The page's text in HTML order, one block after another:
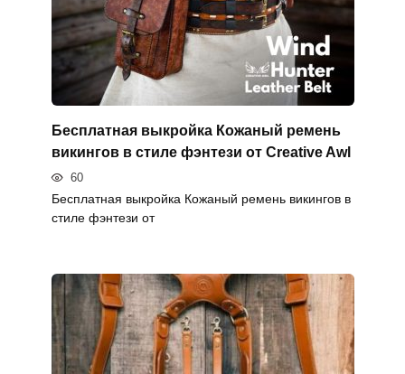
Бесплатная выкройка Кожаный ремень
викингов в стиле фэнтези от Creative Awl
60
Бесплатная выкройка Кожаный ремень викингов в
стиле фэнтези от